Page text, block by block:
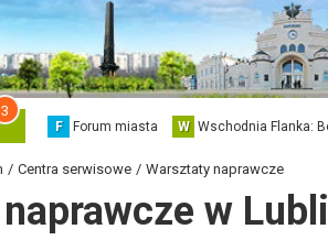
3
F Forum miasta W Wschodnia Flanka:
Centra serwisowe Warsztaty naprawcze
w